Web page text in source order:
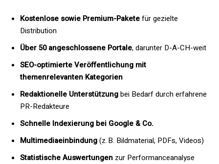
Kostenlose sowie Premium-Paketefür gezielte
Distribution
Über 50 angeschlossene Portale, darunter D-A-CH-weit
SEO-optimierte Veröffentlichung mit
themenrelevanten Kategorien
Redaktionelle Unterstützungbei Bedarf durch erfahrene
PR-Redakteure
Schnelle Indexierung bei Google & Co.
Multimediaeinbindung(z. B. Bildmaterial, PDFs, Videos)
Statistische Auswertungen zur Performanceanalyse